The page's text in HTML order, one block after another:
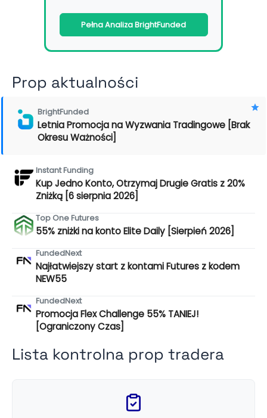
Pełna Analiza BrightFunded
Prop aktualności
BrightFunded
Letnia Promocja na Wyzwania Tradingowe [Brak
Okresu Ważności]
Instant Funding
Kup Jedno Konto, Otrzymaj Drugie Gratis z 20%
Zniżką [6 sierpnia 2026]
Top One Futures
55% zniżki na konto Elite Daily [Sierpień 2026]
FundedNext
Najłatwiejszy start z kontami Futures z kodem
NEW55
FundedNext
Promocja Flex Challenge 55% TANIEJ!
[Ograniczony Czas]
Lista kontrolna prop tradera